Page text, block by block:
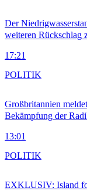
Der
weiteren Rückschlag
17:21
Großbritannien
Bekämpfung der
13:01
POLITIK
EXKLUSIV: Island
POLITIK